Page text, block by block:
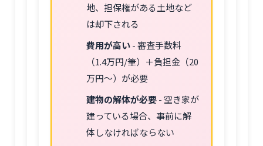
地、担保権がある土地など
は却下される
費用が高い- 審査手数料
（1.4万円/筆）＋負担金（20
万円〜）が必要
建物の解体が必要- 空き家が
建っている場合、事前に解
体しなければならない